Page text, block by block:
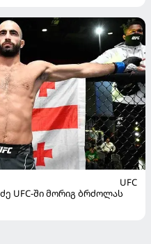
UFC
UFC-ში მორიგ ბრძოლას